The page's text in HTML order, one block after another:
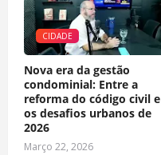
CIDADE
Nova era da gestão
condominial: Entre a
reforma do código civil e
os desafios urbanos de
2026
Março 22, 2026